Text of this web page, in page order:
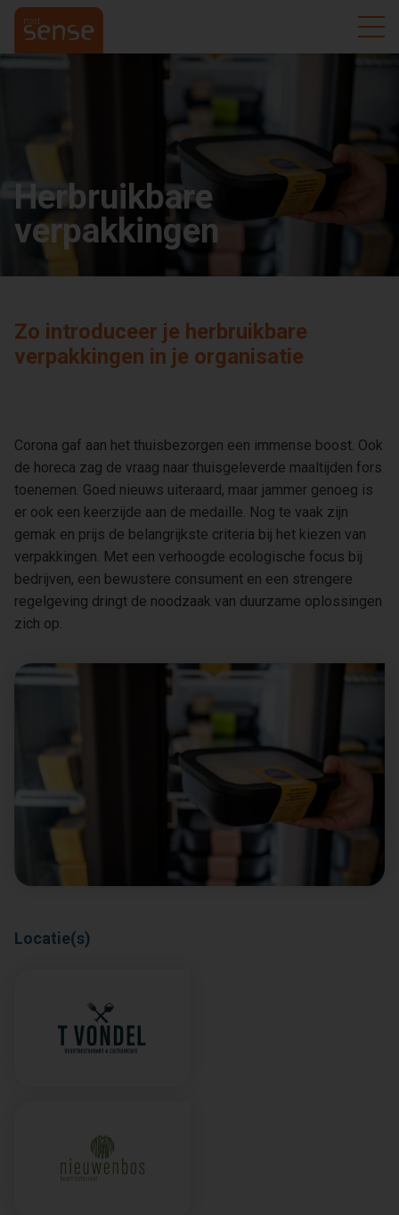
Herbruikbare
verpakkingen
Zo introduceer je herbruikbare
verpakkingen in je organisatie
Corona gaf aan het thuisbezorgen een immense boost. Ook
de horeca zag de vraag naar thuisgeleverde maaltijden fors
toenemen. Goed nieuws uiteraard, maar jammer genoeg is
er ook een keerzijde aan de medaille. Nog te vaak zijn
gemak en prijs de belangrijkste criteria bij het kiezen van
verpakkingen. Met een verhoogde ecologische focus bij
bedrijven, een bewustere consument en een strengere
regelgeving dringt de noodzaak van duurzame oplossingen
zich op.
Locatie(s)